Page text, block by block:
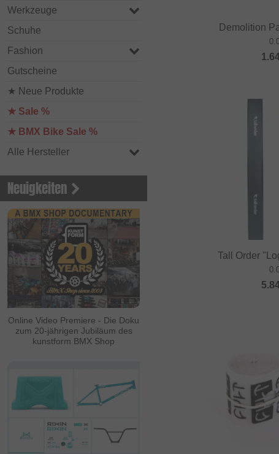
Werkzeuge
Schuhe
Fashion
Gutscheine
★ Neue Produkte
★ Sale %
★ BMX Bike Sale %
Alle Hersteller
Neuigkeiten
Online Video Premiere - Die Doku
zum 20-jährigen Jubiläum des
kunstform BMX Shop
Demolition
Tall Order